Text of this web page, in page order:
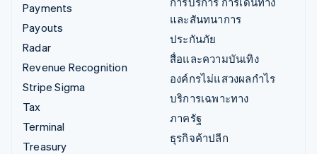
Payments
Payouts
Radar
Revenue Recognition
Stripe Sigma
Tax
Terminal
Treasury
และสันทนาการ
ประกันภัย
สื่อและความบันเทิง
องค์กรไม่แสวงผลกำไร
บริการเฉพาะทาง
ภาครัฐ
ธุรกิจค้าปลีก